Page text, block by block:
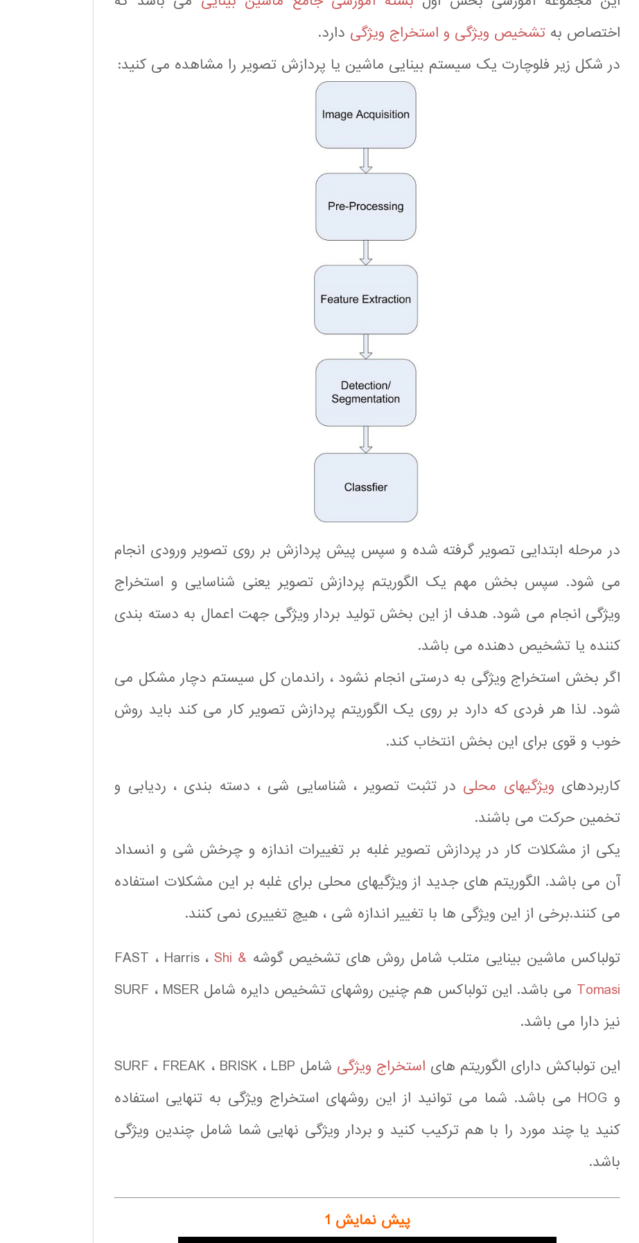
اختصاص به تشخیص ویژگی و استخراج ویژگی دارد.
در شکل زیر فلوچارت یک سیستم بینایی ماشین یا پردازش تصویر را مشاهده می کنید:
در مرحله ابتدایی تصویر گرفته شده و سپس پیش پردازش بر روی تصویر ورودی انجام
می شود. سپس بخش مهم یک الگوریتم پردازش تصویر یعنی شناسایی و استخراج
ویژگی انجام می شود. هدف از این بخش تولید بردار ویژگی جهت اعمال به دسته بندی
کننده یا تشخیص دهنده می باشد.
اگر بخش استخراج ویژگی به درستی انجام نشود ، راندمان کل سیستم دچار مشکل می
شود. لذا هر فردی که دارد بر روی یک الگوریتم پردازش تصویر کار می کند باید روش
خوب و قوی برای این بخش انتخاب کند.
کاربردهای ویژگیهای محلی در تثبت تصویر ، شناسایی شی ، دسته بندی ، ردیابی و
تخمین حرکت می باشند.
یکی از مشکلات کار در پردازش تصویر غلبه بر تغییرات اندازه و چرخش شی و انسداد
آن می باشد. الگوریتم های جدید از ویژگیهای محلی برای غلبه بر این مشکلات استفاده
می کنند.برخی از این ویژگی ها با تغییر اندازه شی ، هیچ تغییری نمی کنند.
تولباکس ماشین بینایی متلب شامل روش های تشخیص گوشه FAST ، Harris ، Shi &
Tomasi
می باشد. این تولباکس هم چنین روشهای تشخیص دایره شامل SURF ، MSER
نیز دارا می باشد.
این تولباکش دارای الگوریتم های استخراج ویژگی
شامل SURF ، FREAK ، BRISK ، LBP
و HOG می باشد. شما می توانید از این روشهای استخراج ویژگی به تنهایی استفاده
کنید یا چند مورد را با هم ترکیب کنید و بردار ویژگی نهایی شما شامل چندین ویژگی
باشد.
پیش نمایش 1